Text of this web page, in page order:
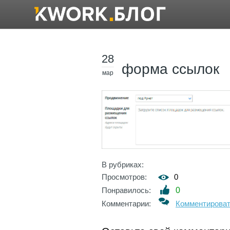
28
мар форма ссылок
В рубриках:
Просмотров:
0
Понравилось:
0
Комментарии: